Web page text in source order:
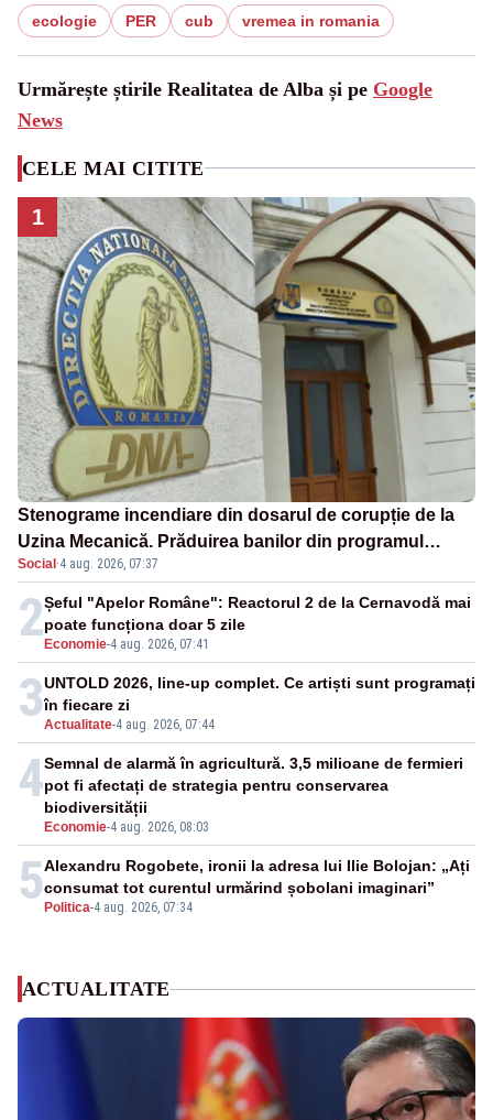
ecologie PER cub vremea in romania
Urmărește știrile Realitatea de Alba și pe Google
News
CELE MAI CITITE
1
Stenograme incendiare din dosarul de corupție de la
Uzina Mecanică. Prăduirea banilor din programul
SAFE, interceptată de DNA
Social ·4 aug. 2026, 07:37
2 Economie-4 aug. 2026, 07:41
Șeful "Apelor Române": Reactorul 2 de la Cernavodă mai
poate funcționa doar 5 zile
3Actualitate-4 aug. 2026, 07:44
UNTOLD 2026, line-up complet. Ce artiști sunt programați
în fiecare zi
4
Economie-4 aug. 2026, 08:03
Semnal de alarmă în agricultură. 3,5 milioane de fermieri
pot fi afectați de strategia pentru conservarea
biodiversității
5 Politica-4 aug. 2026, 07:34
Alexandru Rogobete, ironii la adresa lui Ilie Bolojan: „Ați
consumat tot curentul urmărind șobolani imaginari”
ACTUALITATE